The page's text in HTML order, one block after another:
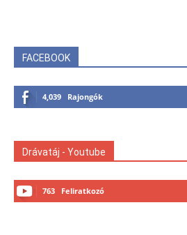
FACEBOOK
4,039 Rajongók
Drávatáj - Youtube
763 Feliratkozó